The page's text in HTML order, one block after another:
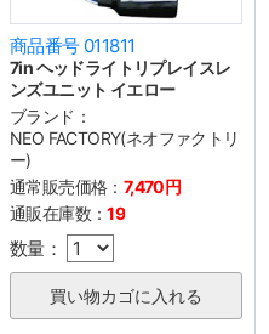
商品番号 011811
7in ヘッドライトリプレイスレ
ンズユニット イエロー
ブランド：
NEO FACTORY(ネオファクトリ
ー)
通常販売価格： 7,470円
通販在庫数：19
数量：